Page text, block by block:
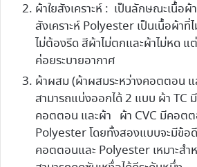
ผ้าใยสังเคราะห์ : เป็นลักษณะเนื้อผ้
สังเคราะห์ Polyester เป็นเนื้อผ้าที่
ไม่ต้องรีด สีผ้าไม่ตกและผ้าไม่หด แ
ค่อยระบายอากาศ
ผ้าผสม (ผ้าผสมระหว่างคอตตอน
สามารถแบ่งออกได้ 2 แบบ ผ้า TC
คอตตอน และผ้า ผ้า CVC มีคอตต
Polyester โดยทั้งสองแบบจะมีข้อ
คอตตอนและ Polyester เหมาะสำ